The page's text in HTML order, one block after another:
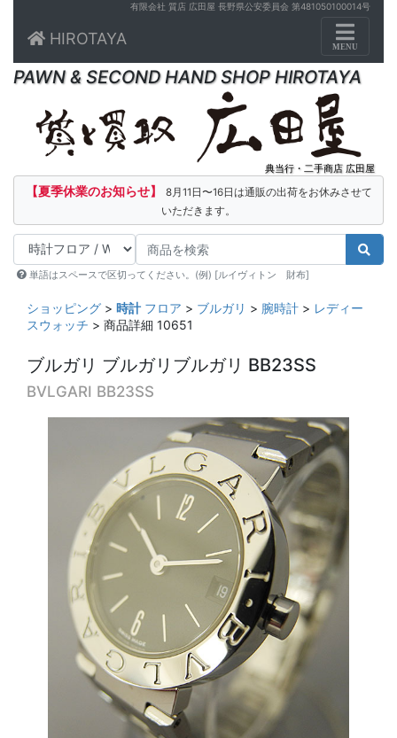
有限会社 質店 広田屋 長野県公安委員会 第481050100014号
HIROTAYA
Toggle
MENU
PAWN & SECOND HAND SHOP HIROTAYA
典当行・二手商店 広田屋
【夏季休業のお知らせ】
8月11日〜16日は通販の出荷をお休みさせて
いただきます。
単語はスペースで区切ってください。(例) [ルイヴィトン 財布]
ショッピング > 時計 フロア > ブルガリ > 腕時計 > レディー
スウォッチ > 商品詳細 10651
ブルガリ ブルガリブルガリ BB23SS
BVLGARI BB23SS